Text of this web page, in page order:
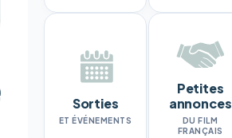
Sorties
ET ÉVÉNEMENTS
Petites
annonces
DU FILM
FRANÇAIS